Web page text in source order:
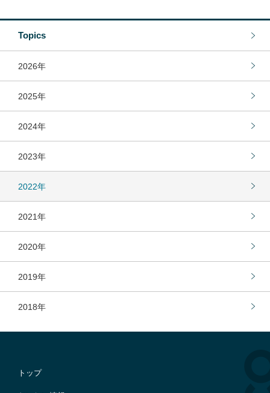
Topics
2026年
2025年
2024年
2023年
2022年
2021年
2020年
2019年
2018年
トップ